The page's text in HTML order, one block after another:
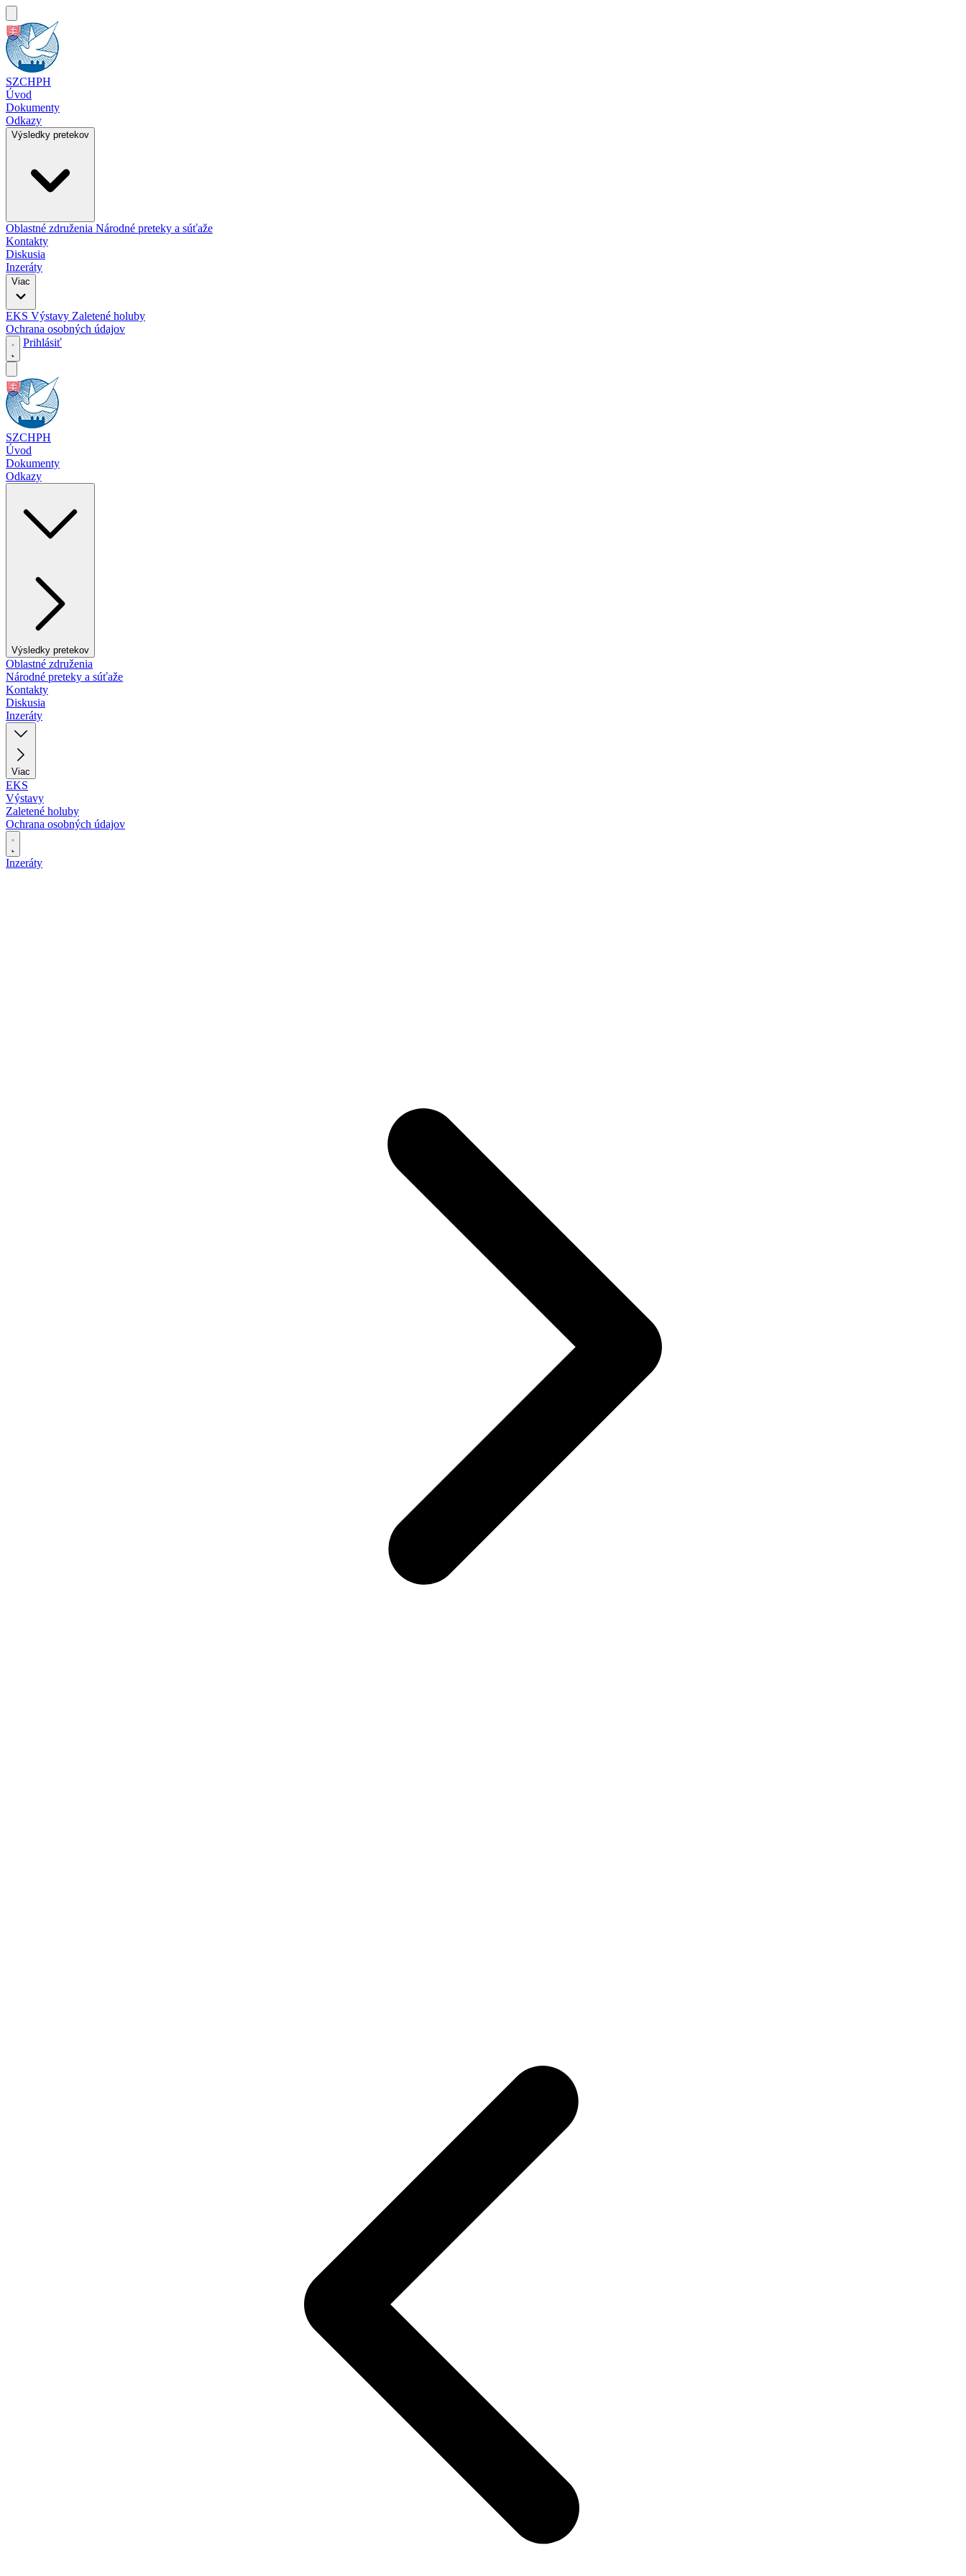
SZCHPH
Úvod
Dokumenty
Odkazy
Výsledky pretekov
Oblastné združenia Národné preteky a súťaže
Kontakty
Diskusia
Inzeráty
Viac
EKS Výstavy Zaletené holuby
Ochrana osobných údajov
Prihlásiť
SZCHPH
Úvod
Dokumenty
Odkazy
Výsledky pretekov
Oblastné združenia
Národné preteky a súťaže
Kontakty
Diskusia
Inzeráty
Viac
EKS
Výstavy
Zaletené holuby
Ochrana osobných údajov
Inzeráty